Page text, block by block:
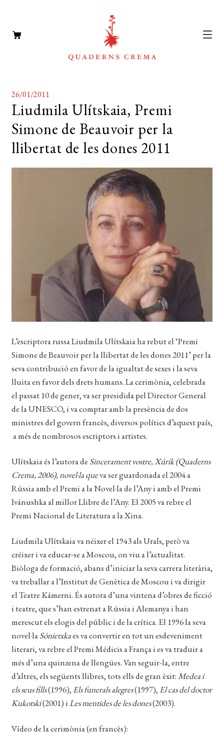
AUTORS
NOTÍCIES
L’EDITORIAL
el
FOREIGN RIGHTS
DISTRIBUCIÓ
CONTACTE
EL MEU COMPTE
CERCAR
WISHLIST
26/01/2011
Liudmila Ulítskaia, Premi
Simone de Beauvoir per la
llibertat de les dones 2011
L’escriptora russa Liudmila Ulítskaia ha rebut el ‘Premi
Simone de Beauvoir per la llibertat de les dones 2011’ per la
seva contribució en favor de la igualtat de sexes i la seva
lluita en favor dels drets humans. La cerimònia, celebrada
el passat 10 de gener, va ser presidida pel Director General
de la UNESCO, i va comptar amb la presència de dos
ministres del govern francès, diversos polítics d’aquest país,
a més de nombrosos escriptors i artistes.
Ulítskaia és l’autora de Sincerament vostre, Xúrik(Quaderns
Crema, 2006), novel·la queva ser guardonada el 2004 a
Rússia amb el Premi a la Novel·la de l’Any i amb el Premi
Ivánushka al millor Llibre de l’Any. El 2005 va rebre el
Premi Nacional de Literatura a la Xina.
Liudmila Ulítskaia va néixer el 1943 als Urals, però va
créixer i va educar-se a Moscou, on viu a l’actualitat.
Biòloga de formació, abans d’iniciar la seva carrera literària,
va treballar a l’Institut de Genètica de Moscou i va dirigir
el Teatre Kámerni. És autora d’una vintena d’obres de ficció
i teatre, que s’han estrenat a Rússia i Alemanya i han
merescut els elogis del públic i de la crítica. El 1996 la seva
novel·laSónietxkaes va convertir en tot un esdeveniment
literari, va rebre el Premi Médicis a França i es va traduir a
més d’una quinzena de llengües. Van seguir-la, entre
d’altres, els següents llibres, tots ells de gran èxit:Medea i
els seus fills(1996), Els funerals alegres(1997), El cas del doctor
Kukotski(2001) iLes mentides de les dones(2003).
Vídeo de la cerimònia (en francès):